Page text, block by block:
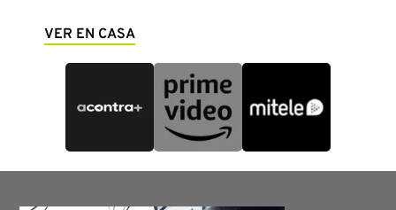
VER EN CASA